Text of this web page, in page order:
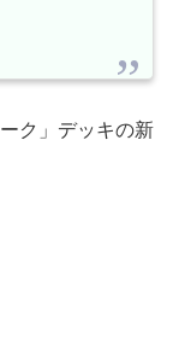
ク」デッキの新